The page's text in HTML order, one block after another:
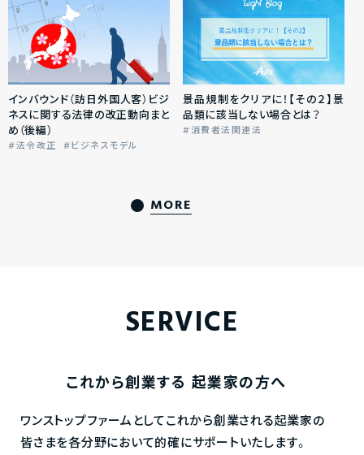
インバウンド（訪日外国人客）ビジ
ネスに関する法律の改正動向まと
め（後編）
法令改正 ビジネスモデル
景品規制をクリアに！【その２】景
品類に該当しない場合とは？
消費者法関連法
MORE
SERVICE
これから創業する 起業家の方へ
ワンストップファームとしてこれから創業される起業家の
皆さまを各分野において的確にサポートいたします。